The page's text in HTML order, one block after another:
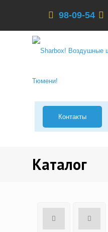
98-09-54
Контакты
Каталог